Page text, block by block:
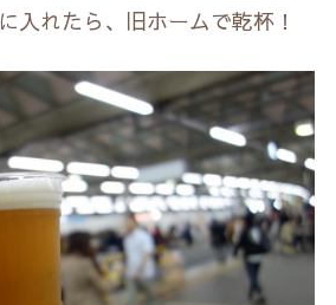
入れたら、旧ホームで乾杯！